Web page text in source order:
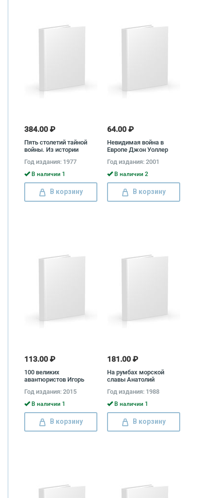
384.00 ₽
Пять столетий тайной
войны. Из истории
разведки Ефим Черняк
Год издания: 1977
В наличии 1
В корзину
64.00 ₽
Невидимая война в
Европе Джон Уоллер
Год издания: 2001
В наличии 2
В корзину
113.00 ₽
100 великих
авантюристов Игорь
Год издания: 2015
В наличии 1
В корзину
181.00 ₽
На румбах морской
славы Анатолий
Фатеев
Год издания: 1988
В наличии 1
В корзину